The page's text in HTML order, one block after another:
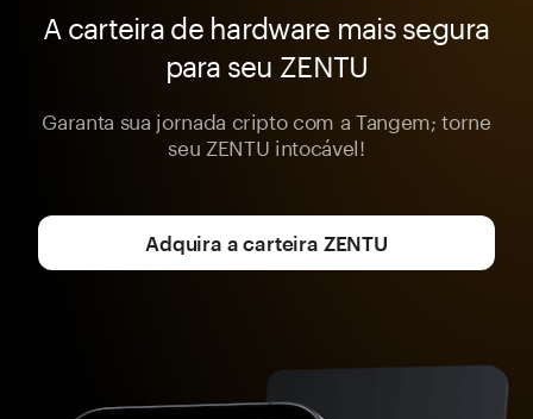
A carteira de hardware mais segura
para seu ZENTU
Garanta sua jornada cripto com a Tangem; torne
seu ZENTU intocável!
Adquira a carteira ZENTU